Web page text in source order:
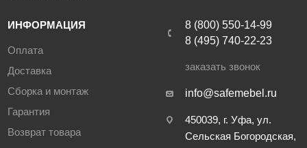
ИНФОРМАЦИЯ
Оплата
Доставка
Сборка и монтаж
Гарантия
Возврат товара
8 (800) 550-14-99
8 (495) 740-22-23
заказать звонок
info@safemebel.ru
450039, г. Уфа, ул.
Сельская Богородская,